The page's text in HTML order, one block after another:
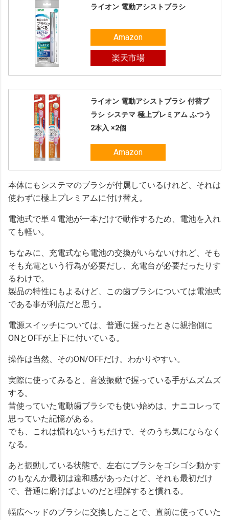
ライオン 電動アシストブラシ
Amazon
楽天市場
ライオン 電動アシストブラシ 付替ブ
ラシ システマ 極上プレミアム ふつう
2本入 ×2個
Amazon
本体にもシステマのブラシが付属しているけれど、それは
使わずに極上プレミアムに付け替え。
電池式で単４電池が一本だけで動作するため、電池を入れ
ても軽い。
ちなみに、充電式なら電池の交換がいらないけれど、そも
そも充電という行為が必要だし、充電台が必要だったりす
るわけで。
製品の特性にもよるけど、この歯ブラシについては電池式
である事が利点だと思う。
電源スイッチについては、普通に握ったときに親指側に
ONとOFFが上下に付いている。
操作は当然、そのON/OFFだけ。わかりやすい。
実際に使ってみると、音波振動で握っている手がムズムズ
する。
昔使っていた電動歯ブラシでも使い始めは、ナニコレって
思っていた記憶がある。
でも、これは慣れないうちだけで、そのうち気にならなく
なる。
あと振動している状態で、左右にブラシをゴシゴシ動かす
のもなんか最初は違和感があったけど、それも最初だけ
で、普通に磨けばよいのだと理解すると慣れる。
幅広ヘッドのブラシに交換したことで、直前に使っていた